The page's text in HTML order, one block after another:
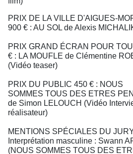
PRIX DE LA VILLE D'AIGUES-
900 € : AU SOL de Alexis
PRIX GRAND ÉCRAN POUR
€ : LA MOUFLE de Clémentine
(Vidéo teaser)
PRIX DU PUBLIC 450 € : NOUS
SOMMES TOUS DES ETRES
de Simon LELOUCH (Vidéo
réalisateur)
MENTIONS SPÉCIALES DU
Interprétation masculine : Swann
(NOUS SOMMES TOUS DES